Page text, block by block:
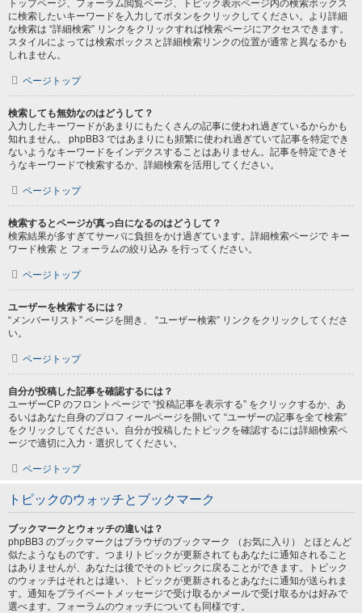
トップページ、フォーラム閲覧ページ、トピック表示ページ内の検索ボックス
に検索したいキーワードを入力してボタンをクリックしてください。より詳細
な検索は “詳細検索” リンクをクリックすれば検索ページにアクセスできます。
スタイルによっては検索ボックスと詳細検索リンクの位置が通常と異なるかも
しれません。
ページトップ
検索しても無効なのはどうして？
入力したキーワードがあまりにもたくさんの記事に使われ過ぎているからかも
知れません。 phpBB3 ではあまりにも頻繁に使われ過ぎていて記事を特定でき
ないようなキーワードをインデクスすることはありません。記事を特定できそ
うなキーワードで検索するか、詳細検索を活用してください。
ページトップ
検索するとページが真っ白になるのはどうして？
検索結果が多すぎてサーバに負担をかけ過ぎています。詳細検索ページで キー
ワード検索 と フォーラムの絞り込み を行ってください。
ページトップ
ユーザーを検索するには？
“メンバーリスト” ページを開き、 “ユーザー検索” リンクをクリックしてくださ
い。
ページトップ
自分が投稿した記事を確認するには？
ユーザーCP のフロントページで “投稿記事を表示する” をクリックするか、あ
るいはあなた自身のプロフィールページを開いて “ユーザーの記事を全て検索”
をクリックしてください。自分が投稿したトピックを確認するには詳細検索ペ
ージで適切に入力・選択してください。
ページトップ
トピックのウォッチとブックマーク
ブックマークとウォッチの違いは？
phpBB3 のブックマークはブラウザのブックマーク （お気に入り） とほとんど
似たようなものです。つまりトピックが更新されてもあなたに通知されること
はありませんが、あなたは後でそのトピックに戻ることができます。トピック
のウォッチはそれとは違い、トピックが更新されるとあなたに通知が送られま
す。通知をプライベートメッセージで受け取るかメールで受け取るかは好みで
選べます。フォーラムのウォッチについても同様です。